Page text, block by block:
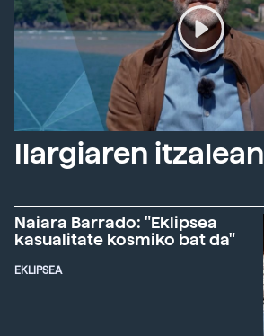
Ilargiaren itzalean
Naiara Barrado: "Eklipsea
kasualitate kosmiko bat da"
EKLIPSEA